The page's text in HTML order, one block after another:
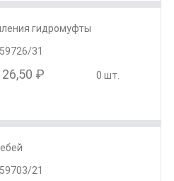
гидромуфты
31
26,50 ₽ 0 шт.
21